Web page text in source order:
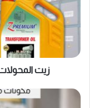
والفوائد
والعيوب
زيت المحولات
مكونات